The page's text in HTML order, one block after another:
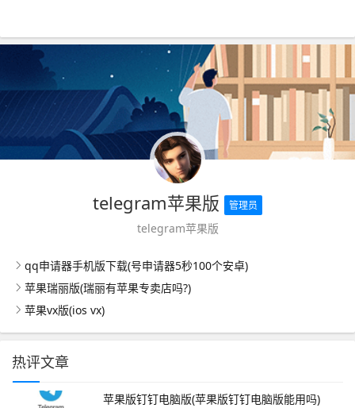
telegram苹果版 管理员
telegram苹果版
qq申请器手机版下载(号申请器5秒100个安卓)
苹果瑞丽版(瑞丽有苹果专卖店吗?)
苹果vx版(ios vx)
热评文章
苹果版钉钉电脑版(苹果版钉钉电脑版能用吗)